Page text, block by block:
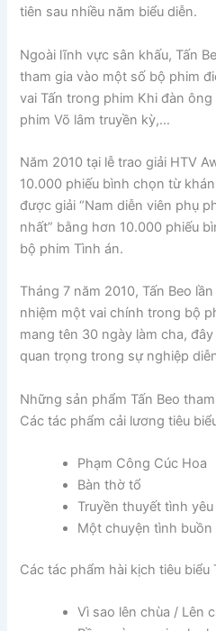
tiên sau nhiều năm biểu diễn.
Ngoài lĩnh vực sân khấu, Tấn
tham gia vào một số bộ phim
vai Tấn trong phim Khi đàn
phim Võ lâm truyền kỳ,…
Năm 2010 tại lễ trao giải HTV
10.000 phiếu bình chọn từ
được giải “Nam diễn viên phụ
nhất” bằng hơn 10.000 phiếu
bộ phim Tình án.
Tháng 7 năm 2010, Tấn Beo
nhiệm một vai chính trong bộ
mang tên 30 ngày làm cha,
quan trọng trong sự nghiệp
Những sản phẩm Tấn Beo
Các tác phẩm cải lương tiêu
Phạm Công Cúc Hoa
Bàn thờ tổ
Truyền thuyết tình yêu
Một chuyện tình buồn
Các tác phẩm hài kịch tiêu biểu
Vì sao lên chùa / Lên